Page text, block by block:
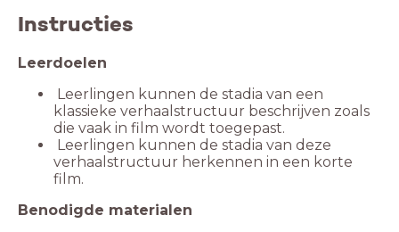
Instructies
Leerlingen kunnen de stadia van een
klassieke verhaalstructuur beschrijven zoals
die vaak in film wordt toegepast.
Leerlingen kunnen de stadia van deze
verhaalstructuur herkennen in een korte
film.